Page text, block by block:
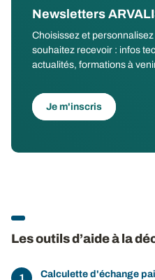
Newsletters
Choisissez et
souhaitez recevoir : infos
actualités, formations à
Je m'inscris
Les outils d’aide à la
Calculette d'échange